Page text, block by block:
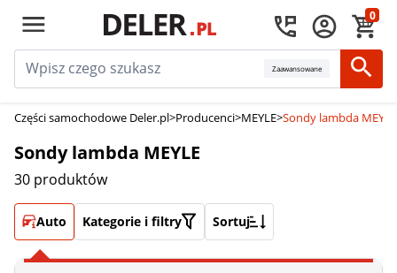
0
Zaawansowane
Części samochodowe Deler.pl>Producenci>MEYLE>Sondy lambda MEYLE
Sondy lambda MEYLE
30 produktów
Auto Kategorie i filtry Sortuj